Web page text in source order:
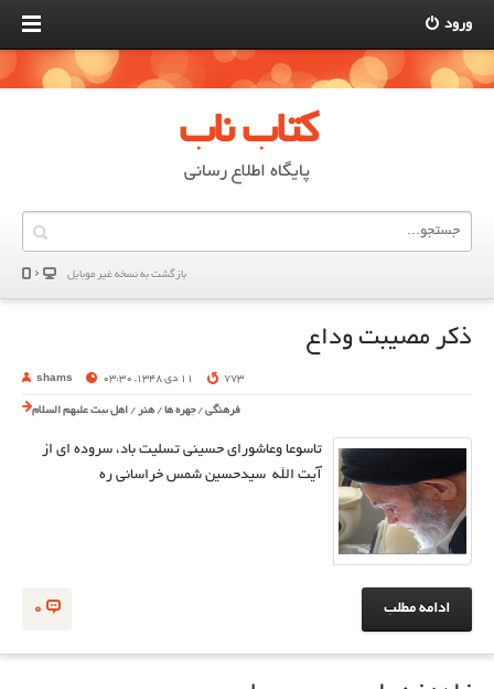
ورود
کتاب ناب
پایگاه اطلاع رسانی
بازگشت به نسخه غير موبایل
ذكر مصيبت وداع
shams 11 دی 1348, 03:30 773
فرهنگی /چهره ها / هنر / اهل بیت علیهم السلام
تاسوعا وعاشورای حسینی تسلیت باد، سروده ای از
آیت الله سیدحسین شمس خراسانی ره
0 ادامه مطلب